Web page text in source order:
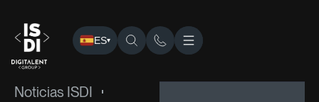
ES▾
ISDI› ›Noticias ISDI› ¿Qué trabajos tendrán mayor y
Noticias ISDI